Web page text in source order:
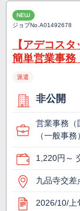
NEW
ジョブNo.A01492678
【アデコス
簡単営業事務
派遣
非公開
営業事務（
（一般事務）
1,220円～
九品寺交差
2026/10/上